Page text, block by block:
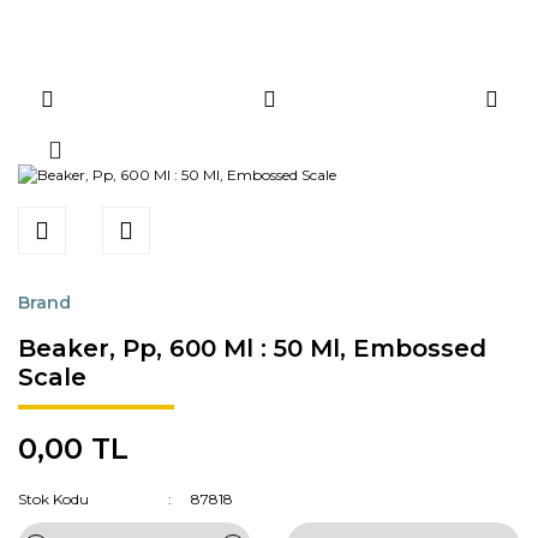
Brand
Beaker, Pp, 600 Ml : 50 Ml, Embossed
Scale
0,00 TL
Stok Kodu 87818